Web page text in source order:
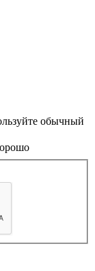
обычный